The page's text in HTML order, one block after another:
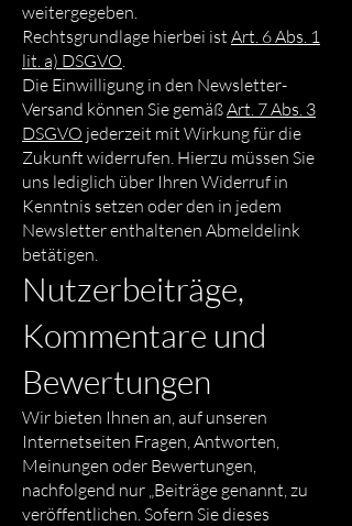
weitergegeben.
Rechtsgrundlage hierbei ist Art. 6 Abs. 1
lit. a) DSGVO.
Die Einwilligung in den Newsletter-
Versand können Sie gemäßArt. 7 Abs. 3
DSGVO jederzeit mit Wirkung für die
Zukunft widerrufen. Hierzu müssen Sie
uns lediglich über Ihren Widerruf in
Kenntnis setzen oder den in jedem
Newsletter enthaltenen Abmeldelink
betätigen.
Nutzerbeiträge,
Kommentare und
Bewertungen
Wir bieten Ihnen an, auf unseren
Internetseiten Fragen, Antworten,
Meinungen oder Bewertungen,
nachfolgend nur „Beiträge genannt, zu
veröffentlichen. Sofern Sie dieses